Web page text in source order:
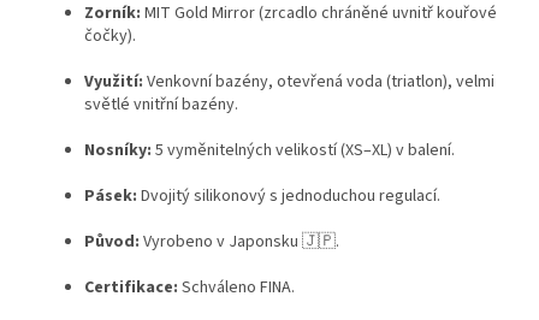
Zorník: MIT Gold Mirror (zrcadlo chráněné uvnitř kouřové
čočky).
Využití: Venkovní bazény, otevřená voda (triatlon), velmi
světlé vnitřní bazény.
Nosníky: 5 vyměnitelných velikostí (XS–XL) v balení.
Pásek: Dvojitý silikonový s jednoduchou regulací.
Původ: Vyrobeno v Japonsku 🇯🇵.
Certifikace: Schváleno FINA.